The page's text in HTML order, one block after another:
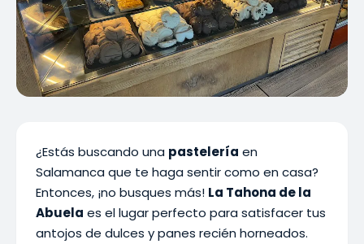
¿Estás buscando una pastelería en
Salamanca que te haga sentir como en casa?
Entonces, ¡no busques más! La Tahona de la
Abuela es el lugar perfecto para satisfacer tus
antojos de dulces y panes recién horneados.